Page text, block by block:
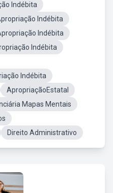
Indébita
Indébita
Indébita
Indébita
Indébita
ApropriaçãoEstatal
Mapas Mentais
Direito Administrativo